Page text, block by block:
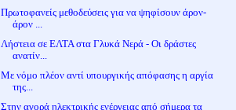
Πρωτοφανείς μεθοδεύσεις για να ψηφίσουν άρον-
άρον ...
Λήστεια σε ΕΛΤΑ στα Γλυκά Νερά - Οι δράστες
ανατίν...
Με νόμο πλέον αντί υπουργικής απόφασης η αργία
της...
Στην αγορά ηλεκτρικής ενέργειας από σήμερα τα